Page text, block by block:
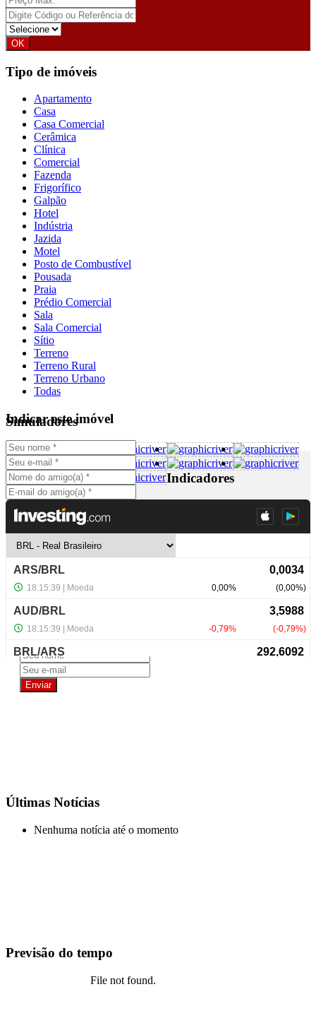
Tipo de imóveis
Apartamento
Casa
Casa Comercial
Cerâmica
Clínica
Comercial
Fazenda
Frigorífico
Galpão
Hotel
Indústria
Jazida
Motel
Posto de Combustível
Pousada
Praia
Prédio Comercial
Sala
Sala Comercial
Sítio
Terreno
Terreno Rural
Terreno Urbano
Todas
Indicar este imóvel
Simuladores
Indicadores
NewsLetter
Últimas Notícias
Nenhuma notícia até o momento
Previsão do tempo